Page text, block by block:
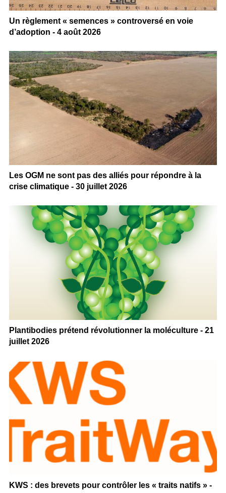
Un règlement « semences » controversé en voie
d’adoption - 4 août 2026
Les OGM ne sont pas des alliés pour répondre à la
crise climatique - 30 juillet 2026
Plantibodies prétend révolutionner la moléculture - 21
juillet 2026
KWS : des brevets pour contrôler les « traits natifs » -